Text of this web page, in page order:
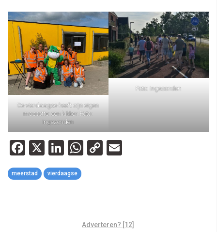
De vierdaagse heeft zijn eigen
mascotte: een kikker. Foto:
ingezonden
Foto: ingezonden
Facebook
X LinkedIn
WhatsApp
Copy
meerstad vierdaagse
Adverteren? [12]